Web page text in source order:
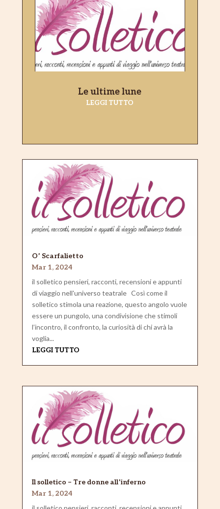
Le ultime lune
LEGGI TUTTO
O’ Scarfalietto
Mar 1, 2024
il solletico pensieri, racconti, recensioni e appunti
di viaggio nell'universo teatrale Così come il
solletico stimola una reazione, questo angolo vuole
essere un pungolo, una condivisione che stimoli
l’incontro, il confronto, la curiosità di chi avrà la
voglia...
LEGGI TUTTO
Il solletico – Tre donne all’inferno
Mar 1, 2024